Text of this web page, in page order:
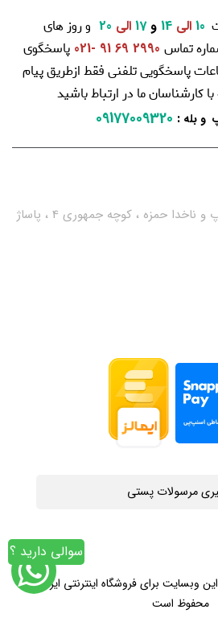
10 الی و17 الی
و روز های
تماس 2990 69 91 -021
پاسخگوی
پاسخگویی تلفنی فقط ازطریق پیام
کارشناسان ما در ارتباط باشید
و بله :
09177009320
بندر گناوه ، بین چهارراه توپ و ناخدا حمزه ، کوچه جمهوری 4 ، پاساژ
مرسولات پستی
کلیه حقوق مادی و معنوی این وبسایت برای فروشگاه اینترنتی ایران58
محفوظ است
سوالی دارید ؟